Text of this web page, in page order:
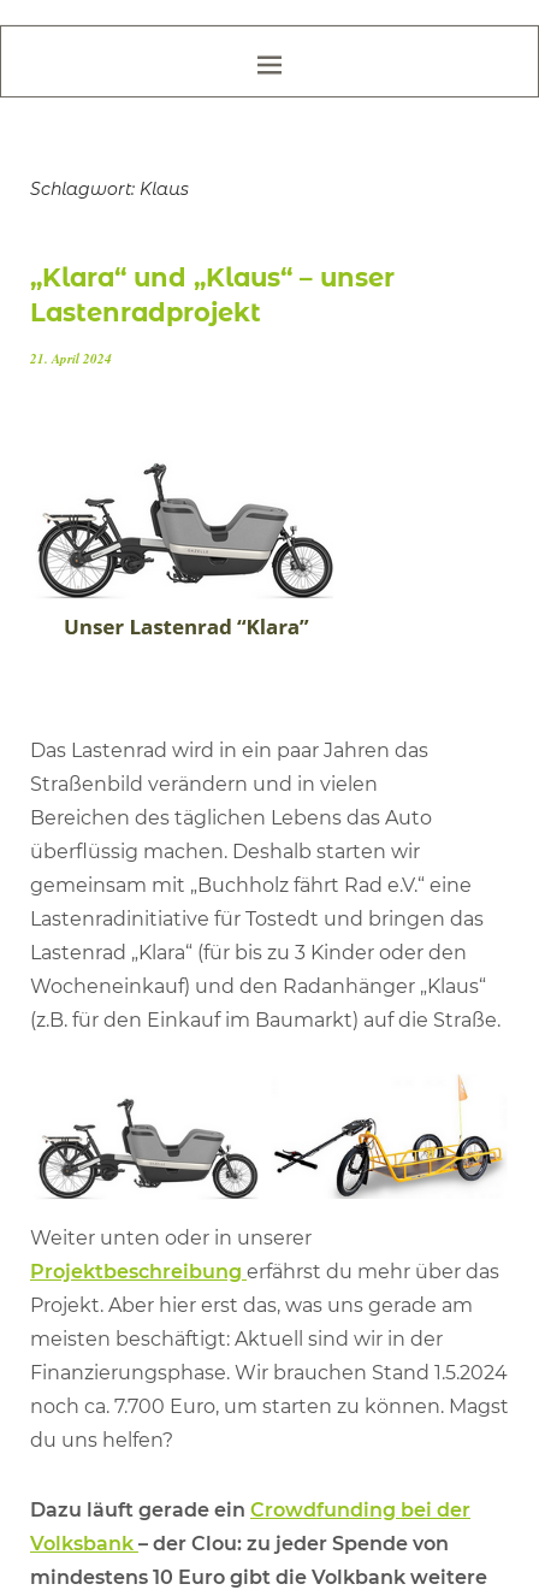
Schlagwort: Klaus
„Klara“ und „Klaus“ – unser
Lastenradprojekt
21. April 2024
Das Lastenrad wird in ein paar Jahren das
Straßenbild verändern und in vielen
Bereichen des täglichen Lebens das Auto
überflüssig machen. Deshalb starten wir
gemeinsam mit „Buchholz fährt Rad e.V.“ eine
Lastenradinitiative für Tostedt und bringen das
Lastenrad „Klara“ (für bis zu 3 Kinder oder den
Wocheneinkauf) und den Radanhänger „Klaus“
(z.B. für den Einkauf im Baumarkt) auf die Straße.
Weiter unten oder in unserer
Projektbeschreibung erfährst du mehr über das
Projekt. Aber hier erst das, was uns gerade am
meisten beschäftigt: Aktuell sind wir in der
Finanzierungsphase. Wir brauchen Stand 1.5.2024
noch ca. 7.700 Euro, um starten zu können. Magst
du uns helfen?
Dazu läuft gerade ein Crowdfunding bei der
Volksbank – der Clou: zu jeder Spende von
mindestens 10 Euro gibt die Volkbank weitere